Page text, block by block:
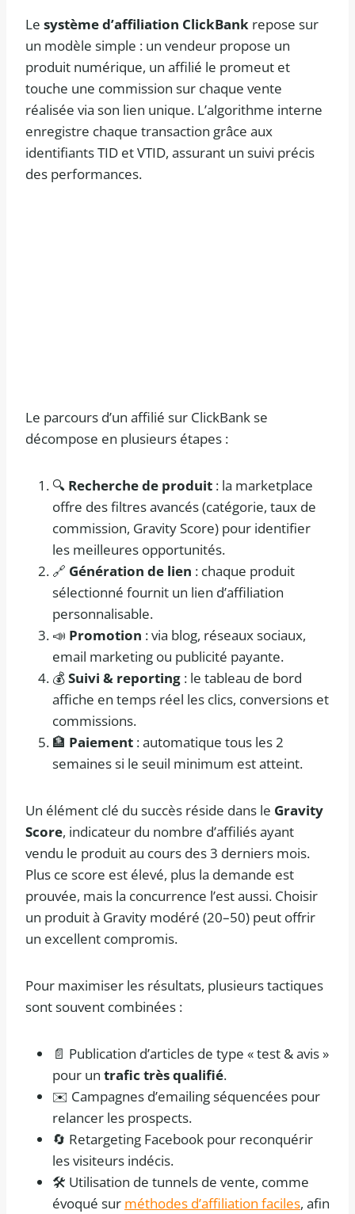
Le système d’affiliation ClickBank repose sur
un modèle simple : un vendeur propose un
produit numérique, un affilié le promeut et
touche une commission sur chaque vente
réalisée via son lien unique. L’algorithme interne
enregistre chaque transaction grâce aux
identifiants TID et VTID, assurant un suivi précis
des performances.
Le parcours d’un affilié sur ClickBank se
décompose en plusieurs étapes :
🔍 Recherche de produit : la marketplace
offre des filtres avancés (catégorie, taux de
commission, Gravity Score) pour identifier
les meilleures opportunités.
🔗 Génération de lien : chaque produit
sélectionné fournit un lien d’affiliation
personnalisable.
📣 Promotion : via blog, réseaux sociaux,
email marketing ou publicité payante.
💰Suivi & reporting : le tableau de bord
affiche en temps réel les clics, conversions et
commissions.
🏦 Paiement : automatique tous les 2
semaines si le seuil minimum est atteint.
Un élément clé du succès réside dans le Gravity
Score, indicateur du nombre d’affiliés ayant
vendu le produit au cours des 3 derniers mois.
Plus ce score est élevé, plus la demande est
prouvée, mais la concurrence l’est aussi. Choisir
un produit à Gravity modéré (20–50) peut offrir
un excellent compromis.
Pour maximiser les résultats, plusieurs tactiques
sont souvent combinées :
📄 Publication d’articles de type « test & avis »
pour un trafic très qualifié.
✉️ Campagnes d’emailing séquencées pour
relancer les prospects.
🔄 Retargeting Facebook pour reconquérir
les visiteurs indécis.
🛠️ Utilisation de tunnels de vente, comme
évoqué sur méthodes d’affiliation faciles, afin